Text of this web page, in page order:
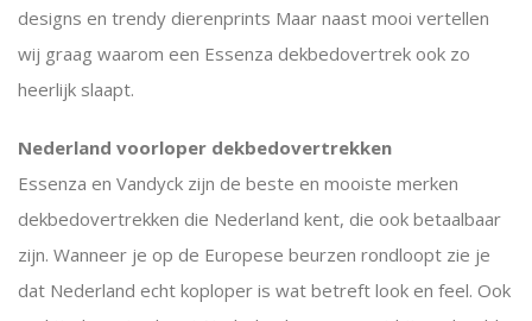
designs en trendy dierenprints Maar naast mooi vertellen
wij graag waarom een Essenza dekbedovertrek ook zo
heerlijk slaapt.
Nederland voorloper dekbedovertrekken
Essenza en Vandyck zijn de beste en mooiste merken
dekbedovertrekken die Nederland kent, die ook betaalbaar
zijn. Wanneer je op de Europese beurzen rondloopt zie je
dat Nederland echt koploper is wat betreft look en feel. Ook